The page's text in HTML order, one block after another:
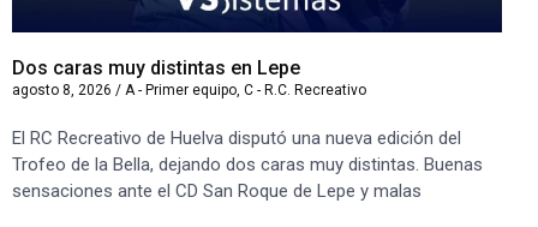
Dos caras muy distintas en Lepe
agosto 8, 2026 / A - Primer equipo, C - R.C. Recreativo
El RC Recreativo de Huelva disputó una nueva edición del
Trofeo de la Bella, dejando dos caras muy distintas. Buenas
sensaciones ante el CD San Roque de Lepe y malas